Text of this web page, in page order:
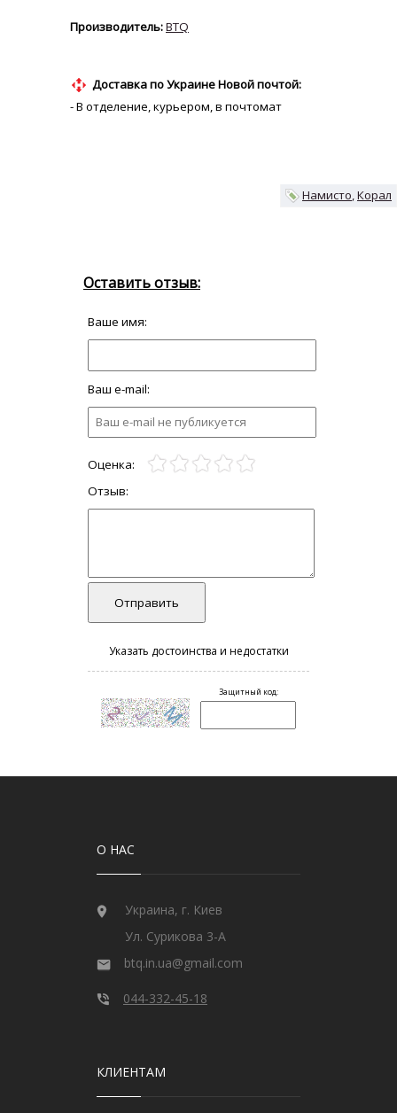
BTQ
Доставка по Украине Новой почтой:
- В отделение, курьером, в почтомат
Намисто Корал
О НАС
Украина, г. Киев
Ул. Сурикова 3-А
btq.in.ua@gmail.com
044-332-45-18
КЛИЕНТАМ